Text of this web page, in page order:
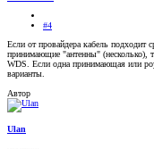
#4
Если от провайдера кабель подходит
принимающие "антенны" (несколько),
WDS. Если одна принимающая или
варианты.
Автор
Ulan